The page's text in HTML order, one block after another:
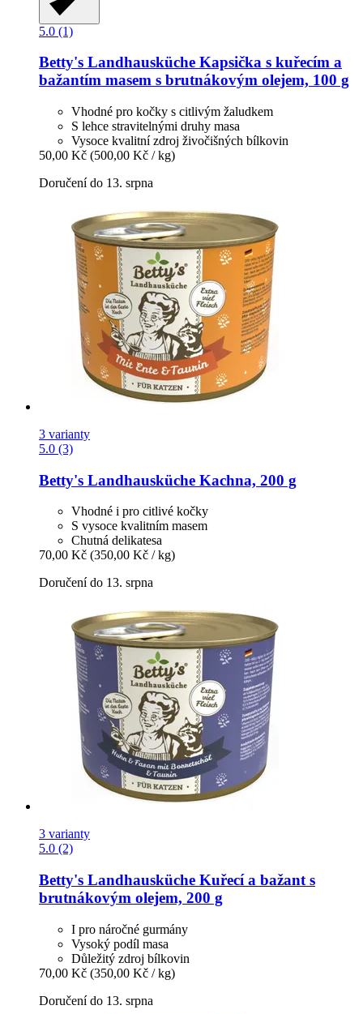
5.0 (1)
Betty's Landhausküche Kapsička s kuřecím a
bažantím masem s brutnákovým olejem, 100 g
Vhodné pro kočky s citlivým žaludkem
S lehce stravitelnými druhy masa
Vysoce kvalitní zdroj živočišných bílkovin
50,00 Kč (500,00 Kč / kg)
Doručení do 13. srpna
3 varianty
5.0 (3)
Betty's Landhausküche Kachna, 200 g
Vhodné i pro citlivé kočky
S vysoce kvalitním masem
Chutná delikatesa
70,00 Kč (350,00 Kč / kg)
Doručení do 13. srpna
3 varianty
5.0 (2)
Betty's Landhausküche Kuřecí a bažant s
brutnákovým olejem, 200 g
I pro náročné gurmány
Vysoký podíl masa
Důležitý zdroj bílkovin
70,00 Kč (350,00 Kč / kg)
Doručení do 13. srpna